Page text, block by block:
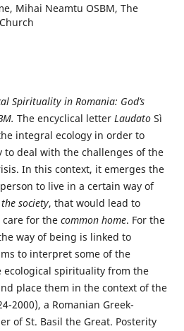
Mihai Neamtu OSBM, The
Spirituality in Romania: God’s
The encyclical letter LaudatoSì
integral ecology in order to
deal with the challenges of the
In this context, it emerges the
to live in a certain way of
society, that would lead to
for the common home. For the
way of being is linked to
to interpret some of the
ecological spirituality from the
place them in the context of the
2000), a Romanian Greek-
of St. Basil the Great. Posterity